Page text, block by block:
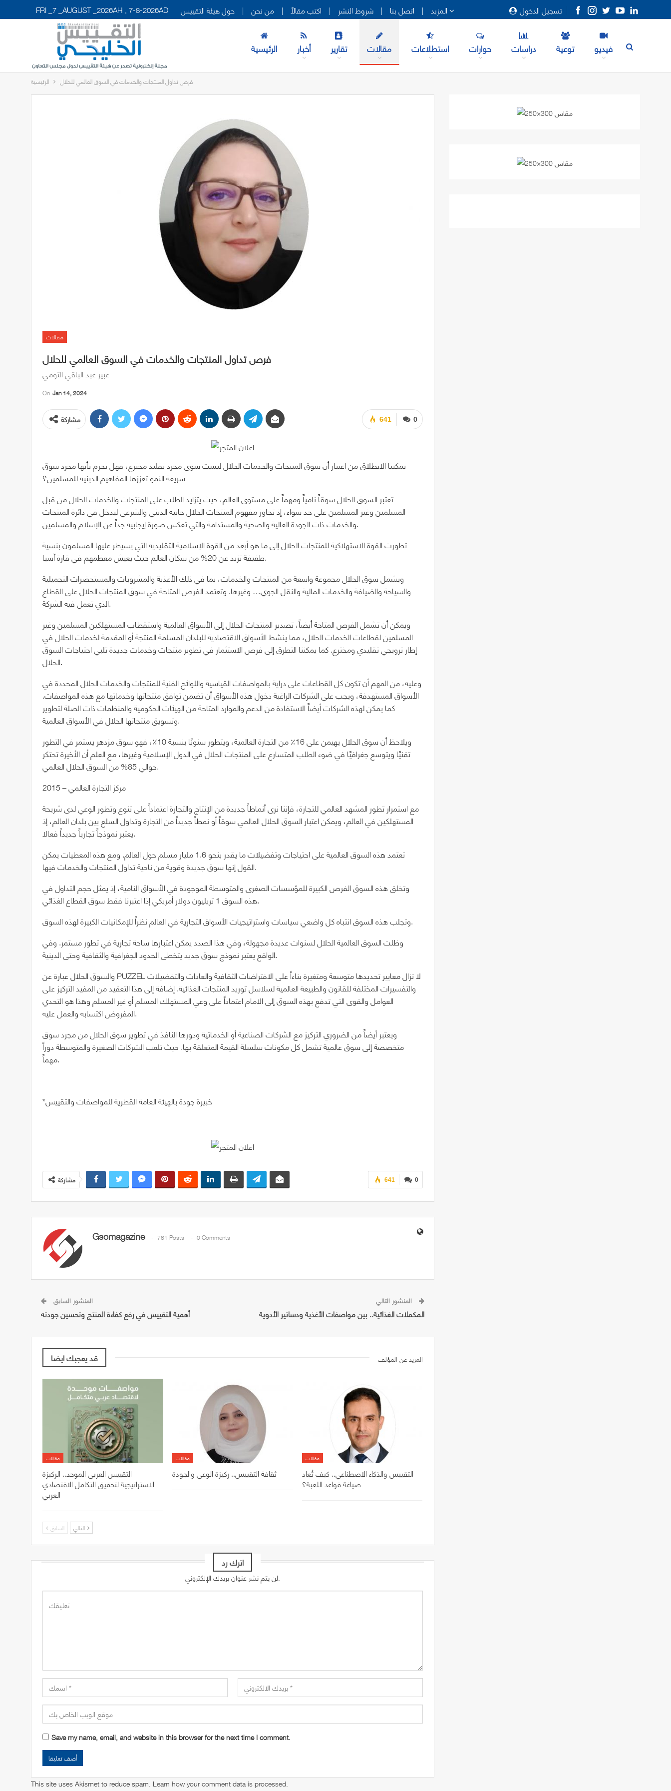
تسجيل الدخول FRI _7 _AUGUST _2026AH , 7-8-2026AD حول هيئة التقييس | من نحن | اكتب مقالاً | شروط النشر | اتصل بنا |
الرئيسية أخبار تقارير مقالات استطلاعات حوارات دراسات توعية فيديو
الرئيسية فرص تداول المنتجات والخدمات في السوق العالمي للحلال
مقالات
فرص تداول المنتجات والخدمات في السوق العالمي للحلال
عبير عبد الباقي التومي
On Jan 14, 2024
0
641 مشاركة
يمكننا الانطلاق من اعتبار أن سوق المنتجات والخدمات الحلال ليست سوى مجرد تقليد مخترع، فهل نجزم بأنها مجرد سوق
سريعة النمو تعززها المفاهيم الدينية للمسلمين؟
تعتبر السوق الحلال سوقاً نامياً ومهماً على مستوى العالم، حيث يتزايد الطلب على المنتجات والخدمات الحلال من قبل
المسلمين وغير المسلمين على حد سواء، إذ تجاوز مفهوم المنتجات الحلال جانبه الديني والشرعي ليدخل في دائرة المنتجات
والخدمات ذات الجودة العالية والصحية والمستدامة والتي تعكس صورة إيجابية جداً عن الإسلام والمسلمين.
تطورت القوة الاستهلاكية للمنتجات الحلال إلى ما هو أبعد من القوة الإسلامية التقليدية التي يسيطر عليها المسلمون بنسية
طفيفة تزيد عن 20% من سكان العالم حيث يعيش معظمهم في قارة آسيا.
ويشمل سوق الحلال مجموعة واسعة من المنتجات والخدمات، بما في ذلك الأغذية والمشروبات والمستحضرات التجميلية
والسياحة والضيافة والخدمات المالية والنقل الجوي… وغيرها. وتعتمد الفرص المتاحة في سوق المنتجات الحلال على القطاع
الذي تعمل فيه الشركة.
ويمكن أن تشمل الفرص المتاحة أيضاً، تصدير المنتجات الحلال إلى الأسواق العالمية واستقطاب المستهلكين المسلمين وغير
المسلمين لقطاعات الخدمات الحلال، مما ينشط الأسواق الاقتصادية للبلدان المسلمة المنتجة أو المقدمة لخدمات الحلال في
إطار ترويجي تقليدي ومخترع. كما يمكننا التطرق إلى فرص الاستثمار في تطوير منتجات وخدمات جديدة تلبي احتياجات السوق
الحلال.
وعليه، من المهم أن تكون كل القطاعات على دراية بالمواصفات القياسية واللوائح الفنية للمنتجات والخدمات الحلال المحددة في
الأسواق المستهدفة، ويجب على الشركات الراغبة دخول هذه الأسواق أن تضمن توافق منتجاتها وخدماتها مع هذه المواصفات.
كما يمكن لهذه الشركات أيضاً الاستفادة من الدعم والموارد المتاحة من الهيئات الحكومية والمنظمات ذات الصلة لتطوير
وتسويق منتجاتها الحلال في الأسواق العالمية.
ويلاحظ أن سوق الحلال يهيمن على 16٪ من التجارة العالمية، ويتطور سنويًا بنسبة 10٪، فهو سوق مزدهر يستمر في التطور
تقنيًا ويتوسع جغرافيًا في ضوء الطلب المتسارع على المنتجات الحلال في الدول الإسلامية وغيرها، مع العلم أن الأخيرة تحتكر
حوالي 85% من السوق الحلال العالمي.
مركز التجارة العالمي – 2015
مع استمرار تطور المشهد العالمي للتجارة، فإننا نرى أنماطاً جديدة من الإنتاج والتجارة اعتماداً على تنوع وتطور الوعي لدى شريحة
المستهلكين في العالم، ويمكن اعتبار السوق الحلال العالمي سوقاً أو نمطاً جديداً من التجارة وتداول السلع بين بلدان العالم، إذ
يعتبر نموذجاً تجارياً جديداً فعالا.
تعتمد هذه السوق العالمية على احتياجات وتفضيلات ما يقدر بنحو 1.6 مليار مسلم حول العالم. ومع هذه المعطيات يمكن
القول إنها سوق جديدة وقوية من ناحية تداول المنتجات والخدمات فيها.
وتخلق هذه السوق الفرص الكبيرة للمؤسسات الصغرى والمتوسطة الموجودة في الأسواق النامية، إذ يمثل حجم التداول في
هذه السوق 1 تريليون دولار أمريكي إذا اعتبرنا فقط سوق القطاع الغذائي.
وتجلب هذه السوق انتباه كل واضعي سياسات واستراتيجيات الأسواق التجارية في العالم نظراً للإمكانيات الكبيرة لهذه السوق.
وظلت السوق العالمية الحلال لسنوات عديدة مجهولة، وفي هذا الصدد يمكن اعتبارها ساحة تجارية في تطور مستمر. وفي
الواقع يعتبر نموذج سوق جديد يتخطى الحدود الجغرافية والثقافية وحتى الدينية.
والسوق الحلال عبارة عن PUZZEL لا تزال معايير تحديدها متوسعة ومتغيرة بناءاً على الافتراضات الثقافية والعادات والتفضيلات
والتفسيرات المختلفة للقانون والطبيعة العالمية لسلاسل توريد المنتجات الغذائية. إضافة إلى هذا التعقيد من المفيد التركيز على
العوامل والقوى التي تدفع بهذه السوق إلى الامام اعتماداً على وعي المستهلك المسلم أو غير المسلم وهذا هو التحدي
المفروض اكتسابه والعمل عليه.
ويعتبر أيضاً من الضروري التركيز مع الشركات الصناعية أو الخدماتية ودورها النافذ في تطوير سوق الحلال من مجرد سوق
متخصصة إلى سوق عالمية تشمل كل مكونات سلسلة القيمة المتعلقة بها. حيث تلعب الشركات الصغيرة والمتوسطة دوراً
مهماً.
*خبيرة جودة بالهيئة العامة القطرية للمواصفات والتقييس
0
641 مشاركة
Gsomagazine 761 Posts 0 Comments
المنشور السابق
أهمية التقييس في رفع كفاءة المنتج وتحسين جودته
المنشور التالي
المكملات الغذائية.. بين مواصفات الأغذية ودساتير الأدوية
قد يعجبك ايضا المزيد عن المؤلف
مقالات
التقييس العربي الموحد.. الركيزة
الاستراتيجية لتحقيق التكامل الاقتصادي
العربي
مقالات
ثقافة التقييس.. ركيزة الوعي والجودة
مقالات
التقييس والذكاء الاصطناعي.. كيف تُعاد
صياغة قواعد اللعبة؟
السابق
اترك رد
لن يتم نشر عنوان بريدك الإلكتروني.
Save my name, email, and website in this browser for the next time I comment.
This site uses Akismet to reduce spam. Learn how your comment data is processed.